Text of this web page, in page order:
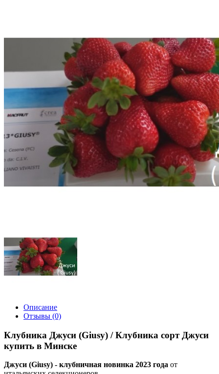
Описание
Отзывы (0)
Клубника Джуси (Giusy) /Клубника сорт Джуси
купить в Минске
Джуси (Giusy) - клубничная новинка 2023 года от